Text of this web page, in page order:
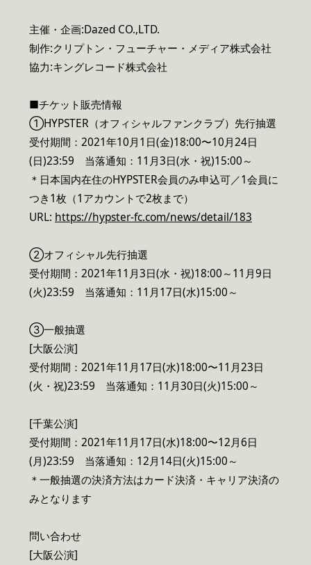
主催・企画:Dazed CO.,LTD.
制作:クリプトン・フューチャー・メディア株式会社
協力:キングレコード株式会社
■チケット販売情報
①HYPSTER（オフィシャルファンクラブ）先行抽選
受付期間：2021年10月1日(金)18:00〜10月24日
(日)23:59 当落通知：11月3日(水・祝)15:00～
＊日本国内在住のHYPSTER会員のみ申込可／1会員に
つき1枚（1アカウントで2枚まで）
URL: https://hypster-fc.com/news/detail/183
②オフィシャル先行抽選
受付期間：2021年11月3日(水・祝)18:00～11月9日
(火)23:59 当落通知：11月17日(水)15:00～
③一般抽選
[大阪公演]
受付期間：2021年11月17日(水)18:00〜11月23日
(火・祝)23:59 当落通知：11月30日(火)15:00～
[千葉公演]
受付期間：2021年11月17日(水)18:00〜12月6日
(月)23:59 当落通知：12月14日(火)15:00～
＊一般抽選の決済方法はカード決済・キャリア決済の
みとなります
問い合わせ
[大阪公演]